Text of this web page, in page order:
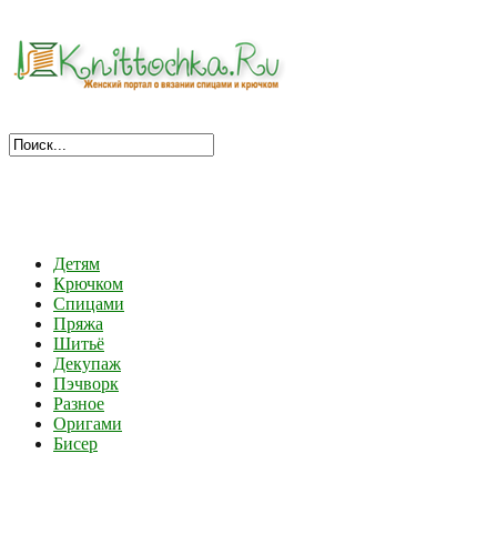
Детям
Крючком
Спицами
Пряжа
Шитьё
Декупаж
Пэчворк
Разное
Оригами
Бисер